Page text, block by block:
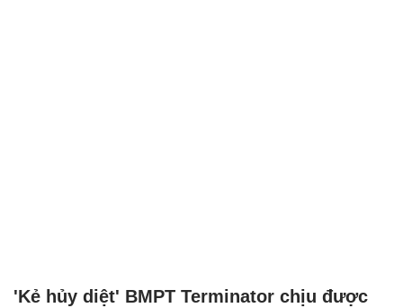
'Kẻ hủy diệt' BMPT Terminator chịu được